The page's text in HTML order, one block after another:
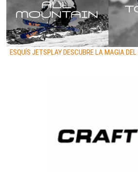
ESQUÍS JETSPLAY DESCUBRE LA MAGIA